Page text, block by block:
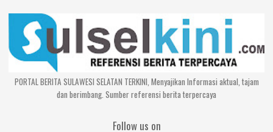
PORTAL BERITA SULAWESI SELATAN TERKINI, Menyajikan Informasi aktual, tajam
dan berimbang. Sumber referensi berita terpercaya
Follow us on